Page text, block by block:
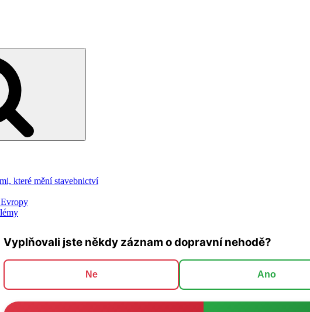
které mění stavebnictví
Vyplňovali jste někdy záznam o dopravní nehodě?
Ne Ano